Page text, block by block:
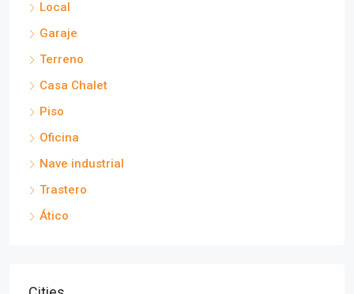
Local
Garaje
Terreno
Casa Chalet
Piso
Oficina
Nave industrial
Trastero
Ático